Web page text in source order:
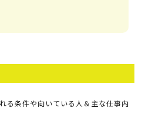
る条件や向いている人＆主な仕事内